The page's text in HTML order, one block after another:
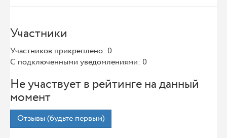
Участники
Участников прикреплено: 0
С подключенными уведомлениями: 0
Не участвует в рейтинге на данный
момент
Отзывы (будьте первым)